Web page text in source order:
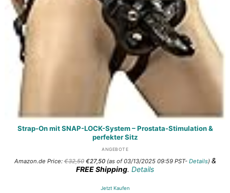
Strap-On mit SNAP-LOCK-System – Prostata-Stimulation &
perfekter Sitz
ANGEBOTE
Amazon.de Price:€32,50 Ursprünglicher
Preis
war:
€27,50Aktueller
Preis
ist:
(as of 03/13/2025 09:59 PST- Details) &
FREE Shipping. Details
Jetzt Kaufen